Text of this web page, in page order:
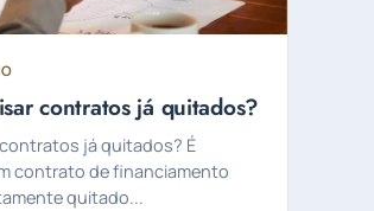
contratos já quitados?
já quitados? É
contrato de financiamento
quitado...